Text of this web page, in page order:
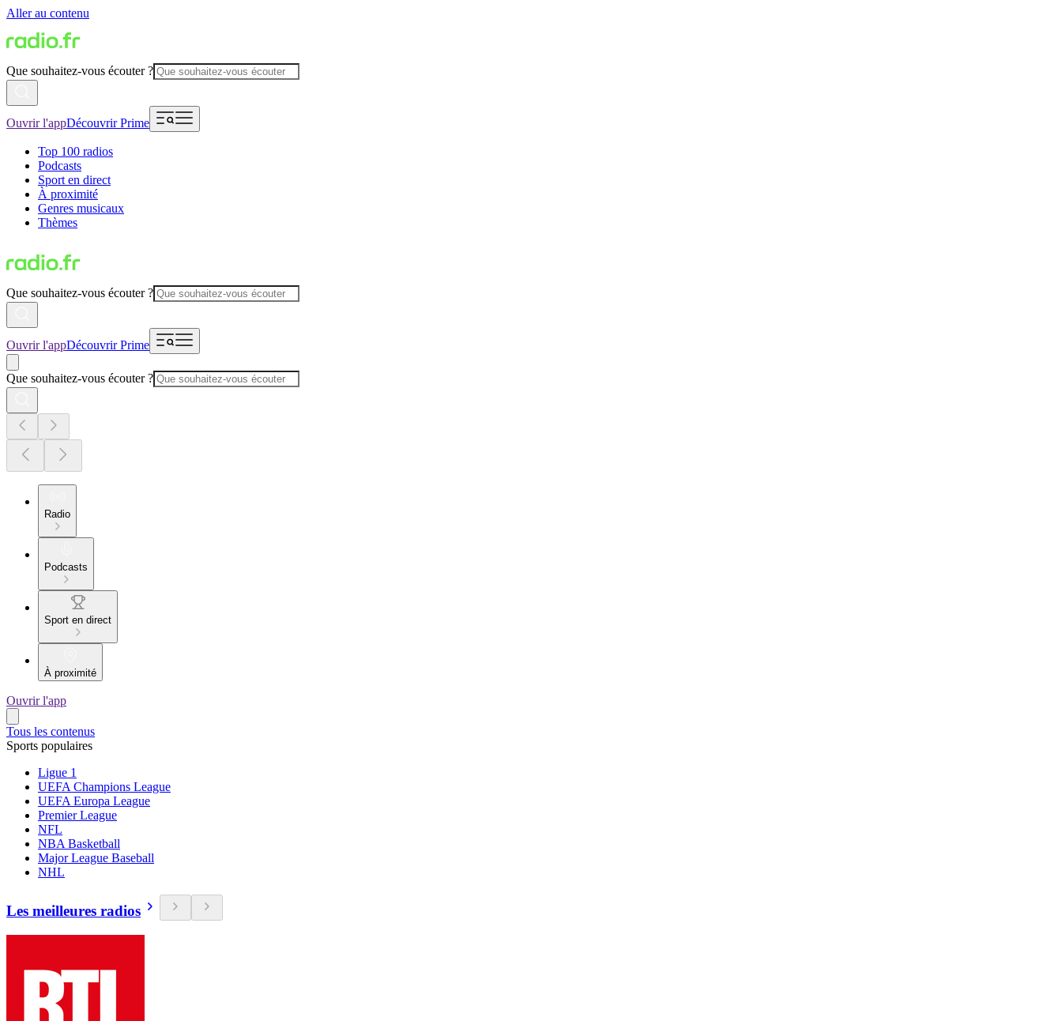
Aller au contenu
Que souhaitez-vous écouter ?
Ouvrir l'appDécouvrir Prime
Top 100 radios
Podcasts
Sport en direct
À proximité
Genres musicaux
Thèmes
Que souhaitez-vous écouter ?
Ouvrir l'appDécouvrir Prime
Que souhaitez-vous écouter ?
Radio
Podcasts
Sport en direct
À proximité
Ouvrir l'app
Tous les contenus
Sports populaires
Ligue 1
UEFA Champions League
UEFA Europa League
Premier League
NFL
NBA Basketball
Major League Baseball
NHL
Les meilleures radios